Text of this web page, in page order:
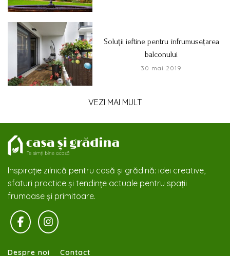
Soluții ieftine pentru înfrumusețarea
balconului
30 mai 2019
VEZI MAI MULT
Inspirație zilnică pentru casă și grădină: idei creative,
sfaturi practice și tendințe actuale pentru spații
frumoase și primitoare.
Despre noi Contact